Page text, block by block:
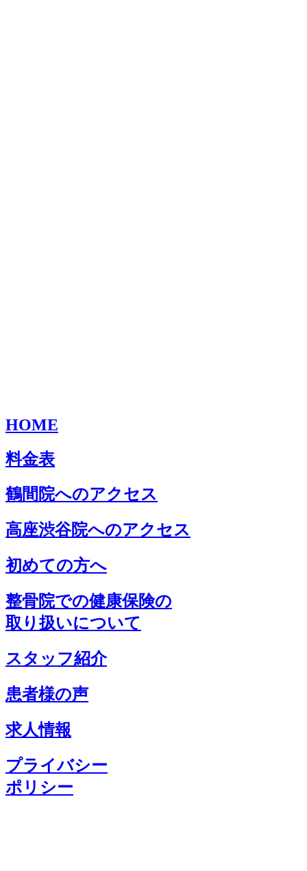
HOME
料金表
鶴間院へのアクセス
高座渋谷院へのアクセス
初めての方へ
整骨院での健康保険の
取り扱いについて
スタッフ紹介
患者様の声
求人情報
プライバシー
ポリシー